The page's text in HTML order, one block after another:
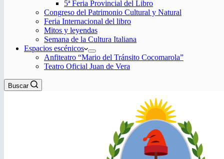
5ª Feria Provincial del Libro
Congreso del Patrimonio Cultural y Natural
Feria Internacional del libro
Mitos y leyendas
Semana de la Cultura Italiana
Espacios escénicos
Anfiteatro “Mario del Tránsito Cocomarola”
Teatro Oficial Juan de Vera
Buscar